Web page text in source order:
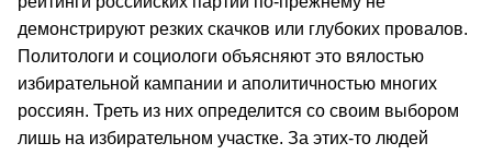
демонстрируют резких скачков или глубоких провалов.
Политологи и социологи объясняют это вялостью
избирательной кампании и аполитичностью многих
россиян. Треть из них определится со своим выбором
лишь на избирательном участке. За этих-то людей